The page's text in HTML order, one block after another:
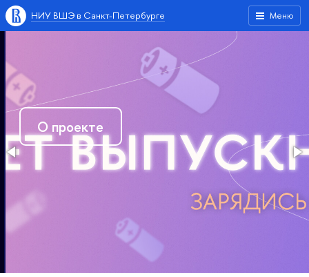
Меню
НИУ ВШЭ в Санкт-Петербурге
О проекте